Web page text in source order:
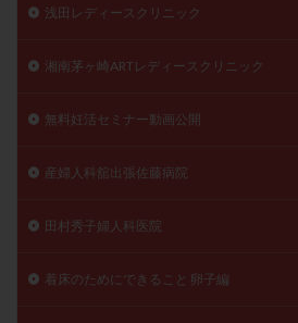
浅田レディースクリニック
湘南茅ヶ崎ARTレディースクリニック
無料妊活セミナー動画公開
産婦人科舘出張佐藤病院
田村秀子婦人科医院
着床のためにできること 卵子編